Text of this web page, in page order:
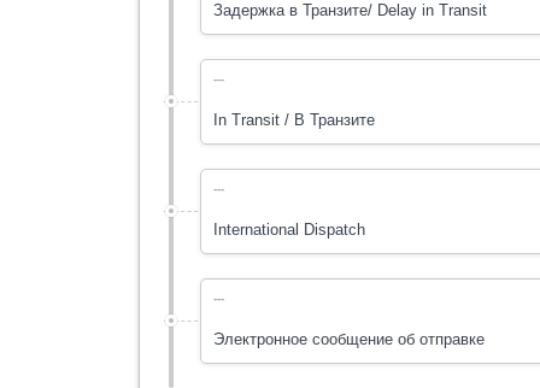
Задержка в Транзите/ Delay in Transit
---
In Transit / В Транзите
---
International Dispatch
---
Электронное сообщение об отправке